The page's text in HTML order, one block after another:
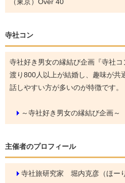
寺社コン
寺社好き男女の縁結び企画『寺社
渡り800人以上が結婚し、趣味が共
話しやすい方が多いのが特徴です。
～寺社好き男女の縁結び企画
主催者のプロフィール
寺社旅研究家 堀内克彦（ほー